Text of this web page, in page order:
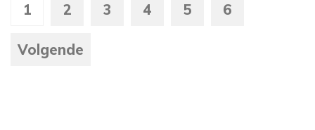
1 2 3 4 5 6
Volgende